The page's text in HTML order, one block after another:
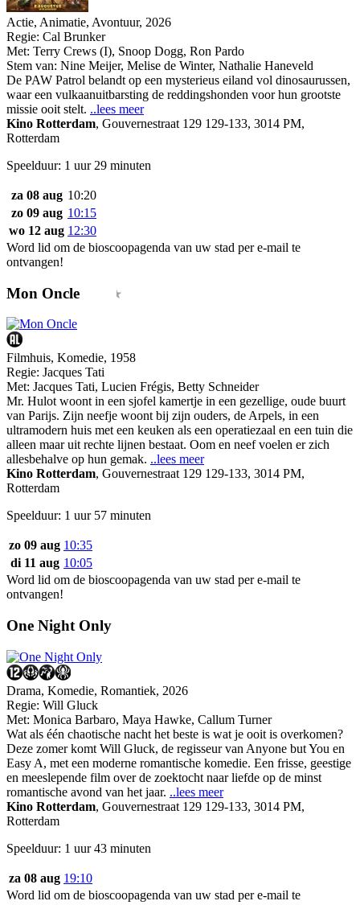
Actie, Animatie, Avontuur, 2026
Regie: Cal Brunker
Met: Terry Crews (I), Snoop Dogg, Ron Pardo
Stem van: Nine Meijer, Melise de Winter, Nathalie Haneveld
De PAW Patrol belandt op een mysterieus eiland vol dinosaurussen,
waar een vulkaanuitbarsting de reddingshonden voor hun grootste
missie ooit stelt. ..lees meer
Kino Rotterdam, Gouvernestraat 129 129-133, 3014 PM,
Rotterdam
Speelduur: 1 uur 29 minuten
za 08 aug 10:20
zo 09 aug 10:15
wo 12 aug 12:30
Word lid om de bioscoopagenda van uw stad per e-mail te
ontvangen!
Mon Oncle
Filmhuis, Komedie, 1958
Regie: Jacques Tati
Met: Jacques Tati, Lucien Frégis, Betty Schneider
Mr. Hulot woont in een sjofel kamertje in een gezellige, oude buurt
van Parijs. Zijn neefje woont bij zijn ouders, de Arpels, in een
ultramodern huis met een keuken als een operatiezaal en een tuin die
alleen maar uit rechte lijnen bestaat. Oom en neef voelen er zich
allesbehalve op hun gemak. ..lees meer
Kino Rotterdam, Gouvernestraat 129 129-133, 3014 PM,
Rotterdam
Speelduur: 1 uur 57 minuten
zo 09 aug 10:35
di 11 aug 10:05
Word lid om de bioscoopagenda van uw stad per e-mail te
ontvangen!
One Night Only
Drama, Komedie, Romantiek, 2026
Regie: Will Gluck
Met: Monica Barbaro, Maya Hawke, Callum Turner
Wat als één chaotische nacht het beste is wat je ooit is overkomen?
Deze zomer komt Will Gluck, de regisseur van Anyone but You en
Easy A, met een moderne romantische komedie. Een frisse, geestige
en meeslepende film over de zoektocht naar liefde op de minst
romantische avond van het jaar. ..lees meer
Kino Rotterdam, Gouvernestraat 129 129-133, 3014 PM,
Rotterdam
Speelduur: 1 uur 43 minuten
za 08 aug 19:10
Word lid om de bioscoopagenda van uw stad per e-mail te